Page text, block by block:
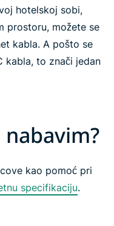
hotelskoj sobi,
prostoru, možete se
kabla. A pošto se
kabla, to znači jedan
kao pomoć pri
specifikaciju.